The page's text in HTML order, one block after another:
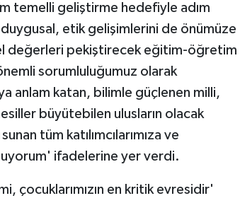
temelli geliştirme hedefiyle adım
etik gelişimlerini de önümüze
değerleri pekiştirecek eğitim-öğretim
sorumluluğumuz olarak
anlam katan, bilimle güçlenen milli,
büyütebilen ulusların olacak
tüm katılımcılarımıza ve
ifadelerine yer verdi.
çocuklarımızın en kritik evresidir'